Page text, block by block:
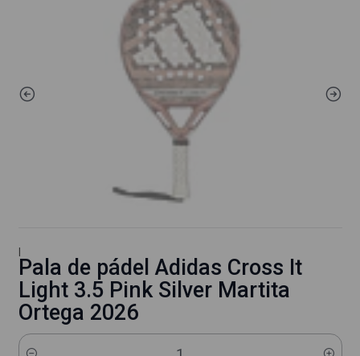
|
Pala de pádel Adidas Cross It
Light 3.5 Pink Silver Martita
Ortega 2026